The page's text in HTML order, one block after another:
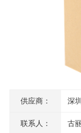
供应商： 深
联系人： 古